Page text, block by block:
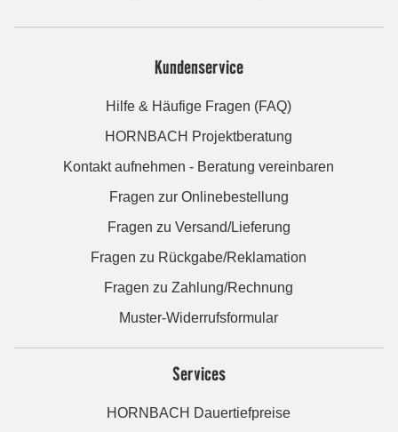
Kundenservice
Hilfe & Häufige Fragen (FAQ)
HORNBACH Projektberatung
Kontakt aufnehmen - Beratung vereinbaren
Fragen zur Onlinebestellung
Fragen zu Versand/Lieferung
Fragen zu Rückgabe/Reklamation
Fragen zu Zahlung/Rechnung
Muster-Widerrufsformular
Services
HORNBACH Dauertiefpreise